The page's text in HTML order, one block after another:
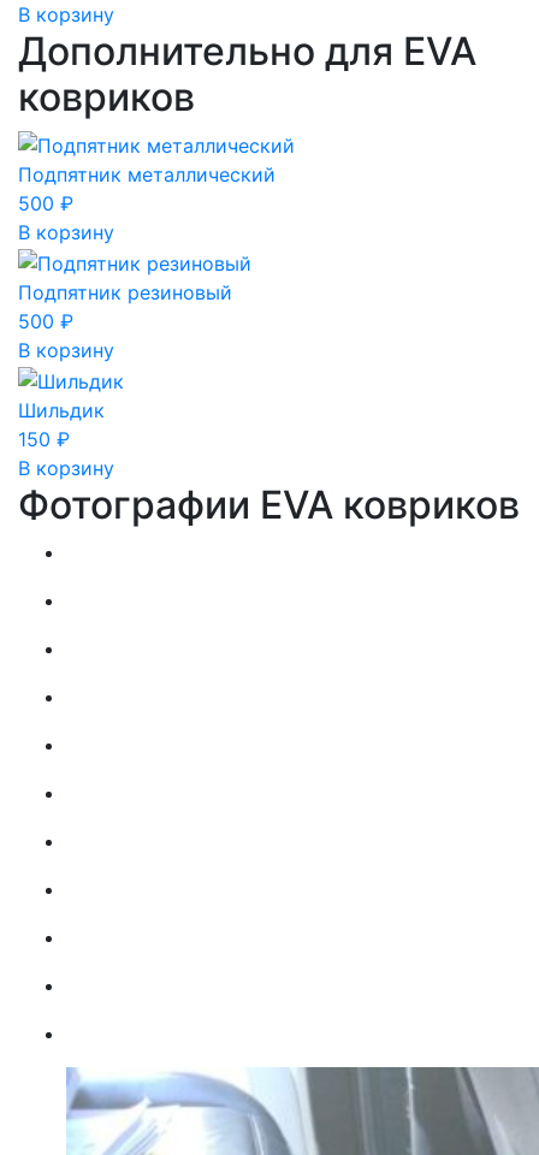
В корзину
Дополнительно для EVA
ковриков
Подпятник металлический
500 ₽
В корзину
Подпятник резиновый
500 ₽
В корзину
Шильдик
150 ₽
В корзину
Фотографии EVA ковриков